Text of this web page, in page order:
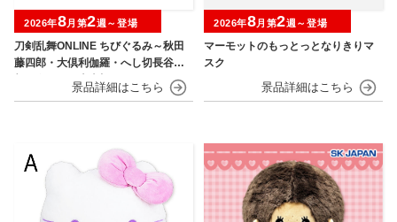
刀剣乱舞ONLINE ちびぐるみ～秋田
藤四郎・大倶利伽羅・へし切長谷
部・獅子王・火車切～
2026年8月第2週～登場
マーモットのもっとっとなりきりマ
スク
2026年8月第2週～登場